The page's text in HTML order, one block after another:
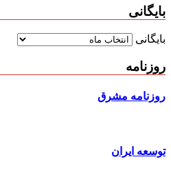
بایگانی
بایگانی
روزنامه
روزنامه مشرق
توسعه ایران